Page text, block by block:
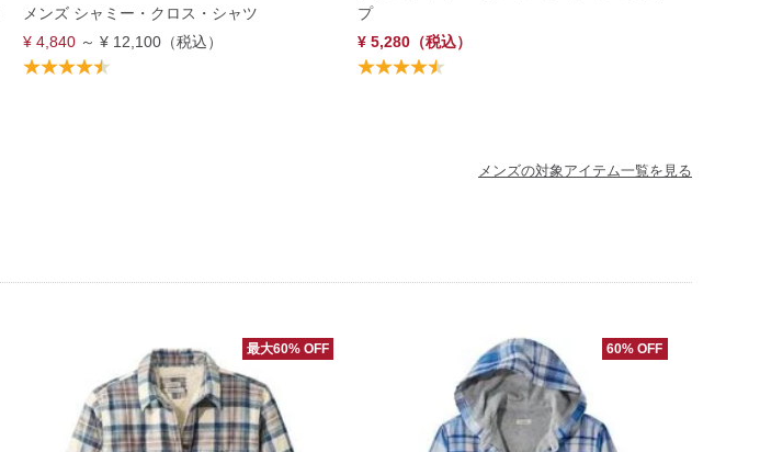
メンズ シャミー・クロス・シャツ
¥ 4,840～ ¥ 12,100（税込）
プ
¥ 5,280（税込）
メンズの対象アイテム一覧を見る
最大60% OFF 60% OFF